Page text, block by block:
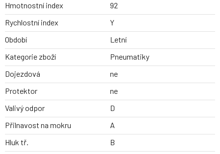
Hmotnostní index
92
Rychlostní index
Y
Období
Letní
Kategorie zboží
Pneumatiky
Dojezdová
ne
Protektor
ne
Valivý odpor
D
Přilnavost na mokru
A
Hluk tř.
B